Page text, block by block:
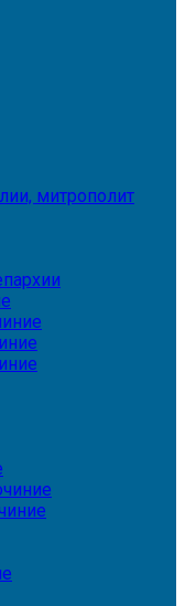
митрополит